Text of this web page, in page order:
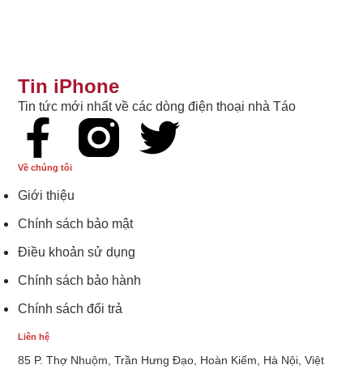
Tin iPhone
Tin tức mới nhất về các dòng điện thoại nhà Táo
Liên hệ
85 P. Thợ Nhuộm, Trần Hưng Đạo, Hoàn Kiếm, Hà Nội, Việt
Về chúng tôi
Giới thiệu
Chính sách bảo mật
Điều khoản sử dụng
Chính sách bảo hành
Chính sách đổi trả